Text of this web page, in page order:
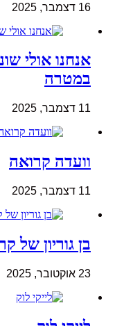
16 דצמבר, 2025
אנחנו אולי
במטרה
11 דצמבר, 2025
וועדה קרואה
11 דצמבר, 2025
בן גוריון של
23 אוקטובר, 2025